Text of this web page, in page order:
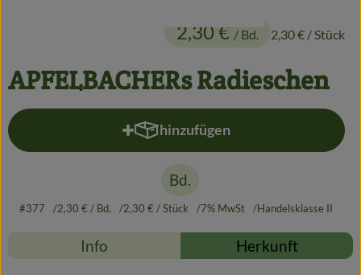
Hofladen
Gärtnerei
APFELBACHERs Radieschen
2,30 € / Bd. 2,30 € / Stück
hinzufügen
Produkt zum Warenkorb
Bd.
#377 2,30 €/ Bd. 2,30 €/ Stück 7% MwSt Handelsklasse II
Info Herkunft